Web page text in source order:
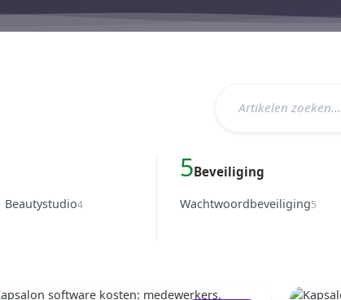
Beautystudio4
5Beveiliging
Wachtwoordbeveiliging5